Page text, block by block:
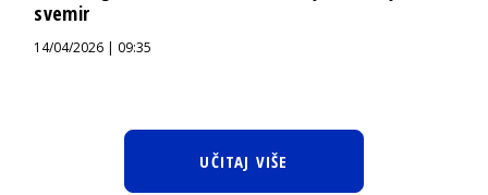
svemir
14/04/2026 | 09:35
UČITAJ VIŠE